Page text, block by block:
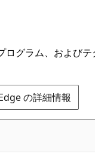
グラム、およびテ
の詳細情報